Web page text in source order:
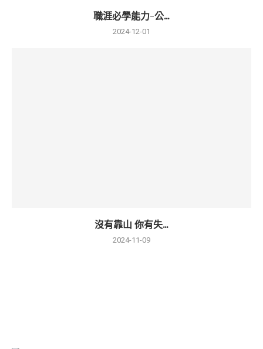
職涯必學能力-公...
2024-12-01
沒有靠山 你有失...
2024-11-09